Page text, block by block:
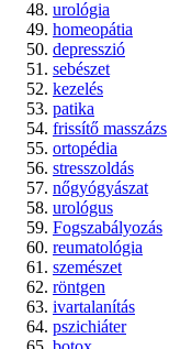
urológia
homeopátia
depresszió
sebészet
kezelés
patika
frissítő masszázs
ortopédia
stresszoldás
nőgyógyászat
urológus
Fogszabályozás
reumatológia
szemészet
röntgen
ivartalanítás
pszichiáter